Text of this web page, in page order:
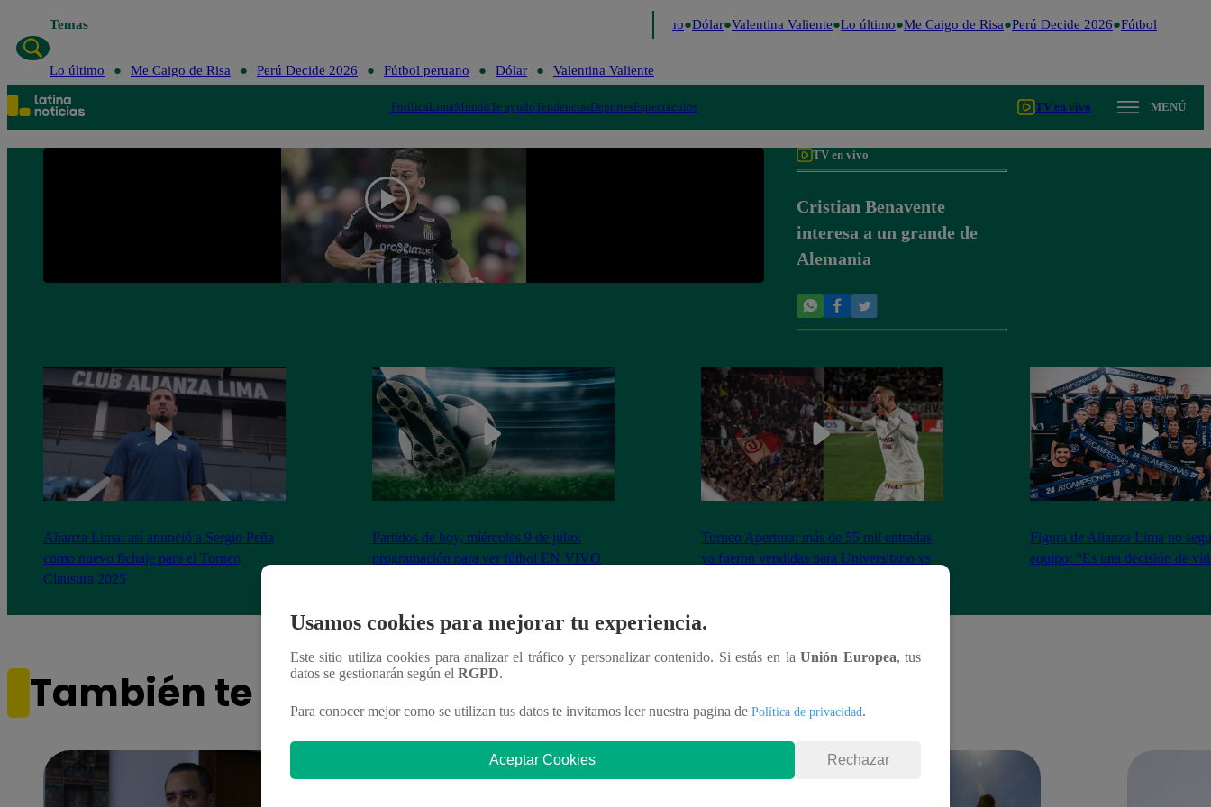
Temas Fútbol peruano Dólar Valentina Valiente Lo último Me Caigo de Risa Perú Decide 2026 Fútbol peruano
Lo último Me Caigo de Risa Perú Decide 2026 Fútbol peruano Dólar Valentina Valiente
PolíticaLimaMundoTe ayudoTendenciasDeportesEspectáculos TV en vivo MENÚ
TV en vivo
Cristian Benavente
interesa a un grande de
Alemania
Alianza Lima: así anunció a Sergio Peña
como nuevo fichaje para el Torneo
Clausura 2025
Partidos de hoy, miércoles 9 de julio:
programación para ver fútbol EN VIVO
Torneo Apertura: más de 55 mil entradas
ya fueron vendidas para Universitario vs
Figura de Alianza Lima no
equipo: “Es una decisión de
También te puede interesar
Usamos cookies para mejorar tu experiencia.
Este sitio utiliza cookies para analizar el tráfico y personalizar contenido. Si estás en laUnión Europea, tus
datos se gestionarán según el RGPD.
Para conocer mejor como se utilizan tus datos te invitamos leer nuestra pagina de Política de privacidad.
Aceptar Cookies Rechazar